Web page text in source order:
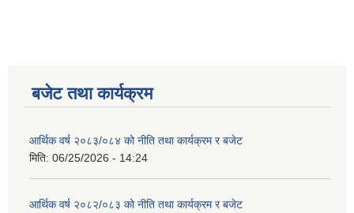
बजेट तथा कार्यक्रम
आर्थिक वर्ष २०८३/०८४ को नीति तथा कार्यक्रम र बजेट
मिति: 06/25/2026 - 14:24
आर्थिक वर्ष २०८२/०८३ को नीति तथा कार्यक्रम र बजेट